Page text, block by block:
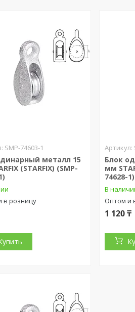
SMP-74603-1
металл 15
(STARFIX) (SMP-
в розницу
Блок
мм
74628-1)
В
Оптом и
1 120 ₸